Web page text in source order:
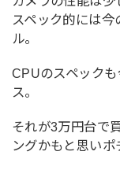
スペック的には
ル。
CPUのスペック
ス。
それが3万円台で
ングかもと思いポ